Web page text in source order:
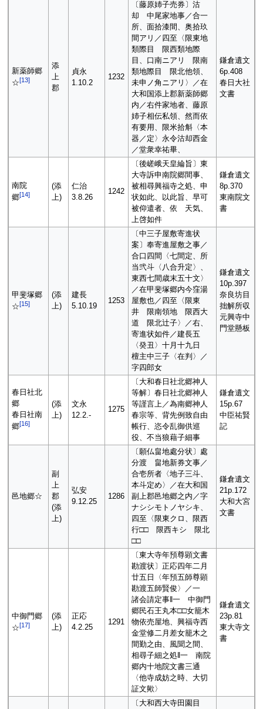
新薬師郷
☆[13]
添
上
郡
貞永
1.10.2
1232
〔藤原姉子売券〕沽
却 中尾家地事／合一
所、面拾漆間、奥拾玖
間アリ／四至〈限東地
類際目 限西類地際
目、口南ニアリ 限南
類地際目 限北他領、
未申ノ角ニアリ〉／在
大和国添上郡新薬師郷
内／右件家地者、藤原
姉子相伝私領、然而依
有要用、限米拾斛〈本
器／定〉永令沽却西金
／堂衆幸祐畢、
鎌倉遺文
6p.408
春日大社
文書
南院
郷[14]
(添
上)
仁治
3.8.26
1242
〔後嵯峨天皇綸旨〕東
大寺訴申南院郷間事、
被相尋興福寺之処、申
状如此、以此旨、早可
被仰遣者、依 天気、
上啓如件
鎌倉遺文
8p.370
東南院文
書
甲斐塚郷
☆[15]
(添
上)
建長
5.10.19
1253
〔中三子屋敷寄進状
案〕奉寄進屋敷之事／
合口四間〈七間定、所
当弐斗〈八合升定〉、
東西七間歳末五十文〉
／在甲斐塚郷内今窪湯
屋敷也／四至〈限東
井 限南領地 限西大
道 限北辻子〉／右、
寄進状如件／建長五
〈癸丑〉十月十九日
檀主中三子〈在判〉／
字四郎女
鎌倉遺文
10p.397
奈良坊目
拙解所収
元興寺中
門堂懸板
春日社北
郷
春日社南
郷[16]
(添
上)
文永
12.2.-
1275
〔大和春日社北郷神人
等解〕春日社北郷神人
等謹言上／為南郷神人
春宗等、背先例致自由
帳行、恣令乱御供巡
役、不当狼藉子細事
鎌倉遺文
15p.67
中臣祐賢
記
邑地郷☆
副
上
郡
(添
上)
弘安
9.12.25
1286
〔願仏畠地處分状〕處
分渡 畠地新券文事／
合壱所者〈地子三斗、
本斗定め〉／在大和国
副上郡邑地郷之内／字
ナシシモトノヤシキ、
四至〈限東クロ、限西
行□□ 限西キシ 限北
□□
鎌倉遺文
21p.172
大和大宮
文書
中御門郷
☆[17]
(添
上)
正応
4.2.25
1291
〔東大寺年預尊顕文書
勘渡状〕正応四年二月
廿五日〈年預五師尊顕
勘渡五師賢俊〉／一
諸会請定事‖一 中御門
郷民石王丸本□□女籠木
物依売屋地、興福寺西
金堂修二月差女籠木之
間勤之由、風聞之間、
相尋子細之処‖一 南院
郷内十地院文書三通
〈他寺成妨之時、大切
証文歟〉
鎌倉遺文
23p.81
東大寺文
書
〔大和西大寺田園目